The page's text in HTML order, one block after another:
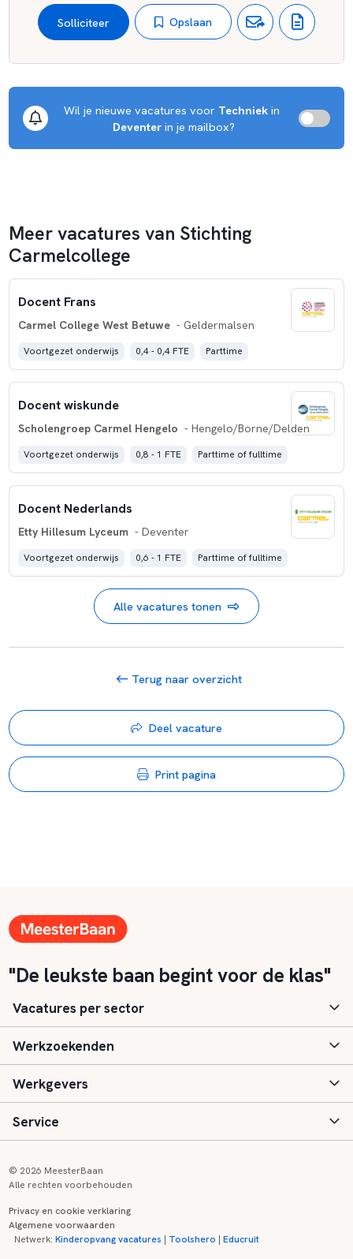
Solliciteer Opslaan
Wil je nieuwe vacatures voor Techniek in
Deventer in je mailbox?
Meer vacatures van Stichting
Carmelcollege
Docent Frans
Carmel College West Betuwe - Geldermalsen
Voortgezet onderwijs 0,4 - 0,4 FTE Parttime
Docent wiskunde
Scholengroep Carmel Hengelo - Hengelo/Borne/Delden
Voortgezet onderwijs 0,8 - 1 FTE Parttime of fulltime
Docent Nederlands
Etty Hillesum Lyceum - Deventer
Voortgezet onderwijs 0,6 - 1 FTE Parttime of fulltime
Alle vacatures tonen
Terug naar overzicht
Deel vacature
Print pagina
"De leukste baan begint voor de klas"
Vacatures per sector
Basisonderwijs
Speciaal (basis) onderwijs
Voortgezet onderwijs
Kinderopvang
Werkzoekenden
Aanmelden
Vacatures
Zij-instroom informatie
Werkgevers
Inloggen
Registreren
Service
Onderwijs links
© 2026 MeesterBaan
Alle rechten voorbehouden
Privacy en cookie verklaring
Algemene voorwaarden
Netwerk:Kinderopvang vacatures | Toolshero |Educruit